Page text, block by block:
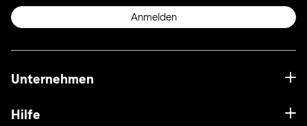
Anmelden
Unternehmen
Hilfe